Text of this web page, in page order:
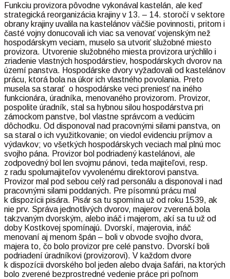
Funkciu provizora pôvodne vykonával kastelán, ale keď
strategická reorganizácia krajiny v 13. – 14. storočí v sektore
obrany krajiny uvalila na kastelánov väčšie povinnosti, pritom i
časté vojny donucovali ich viac sa venovať vojenským než
hospodárskym veciam, muselo sa utvoriť služobné miesto
provizora. Utvorenie služobného miesta provizora urýchlilo i
zriadenie vlastných hospodárstiev, hospodárskych dvorov na
území panstva. Hospodárske dvory vyžadovali od kastelánov
prácu, ktorá bola na úkor ich vlastného povolania. Preto
musela sa starať o hospodárske veci preniesť na iného
funkcionára, úradníka, menovaného provizorom. Provizor,
pospolite úradník, stal sa hybnou silou hospodárstva pri
zámockom panstve, bol vlastne správcom a vedúcim
dôchodku. Od disponoval nad pracovnými silami panstva, on
sa staral o ich využitkovanie; on viedol evidenciu príjmov a
výdavkov; vo všetkých hospodárskych veciach mal plnú moc
svojho pána. Provizor bol podriadený kastelánovi, ale
zodpovedný bol len svojmu pánovi, teda majiteľovi, resp.
z radu spolumajiteľov vyvolenému direktorovi panstva.
Provizor mal pod sebou celý rad personálu a disponoval i nad
pracovnými silami poddaných. Pre písomnú prácu mal
k dispozícii pisára. Pisár sa tu spomína už od roku 1539, ak
nie prv. Správa jednotlivých dvorov, majerov zverená bola
takzvaným dvorským, alebo ináč i majerom, akí sa tu už od
doby Kostkovej spomínajú. Dvorskí, majerovia, ináč
menovaní aj menom špán – boli v obvode svojho dvora,
majera to, čo bolo provizor pre celé panstvo. Dvorskí boli
podriadení úradníkovi (provizorovi). V každom dvore
k dispozícii dvorského bol jeden alebo dvaja šafári, na ktorých
bolo zverené bezprostredné vedenie práce pri poľnom